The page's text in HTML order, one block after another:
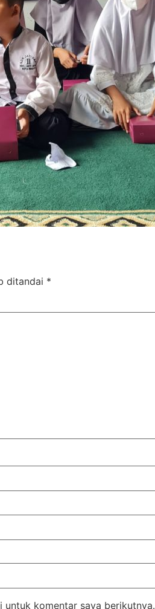
ditandai *
untuk komentar saya berikutnya.